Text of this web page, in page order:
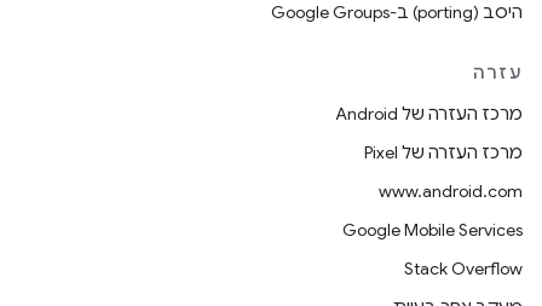
היסב (porting) ב-Google Groups
עזרה
מרכז העזרה של Android
מרכז העזרה של Pixel
www.android.com
Google Mobile Services
Stack Overflow